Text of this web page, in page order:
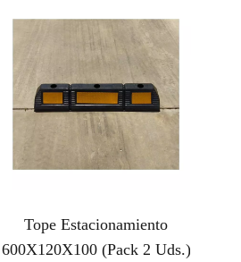
Tope Estacionamiento
600X120X100 (Pack 2 Uds.)